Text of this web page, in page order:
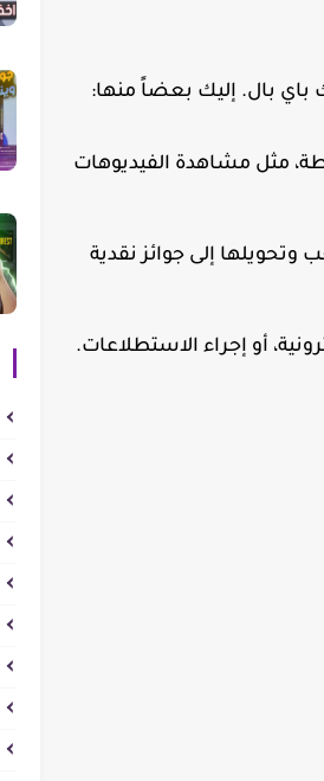
باي بال. إليك بعضاً منها:
مثل مشاهدة الفيديوهات
إلى جوائز نقدية
أو إجراء الاستطلاعات.